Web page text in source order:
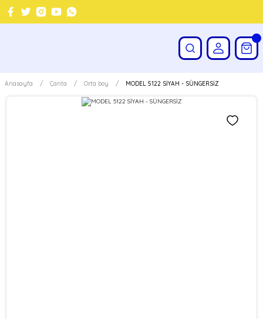
Anasayfa Çanta Orta boy MODEL 5122 SİYAH - SÜNGERSİZ